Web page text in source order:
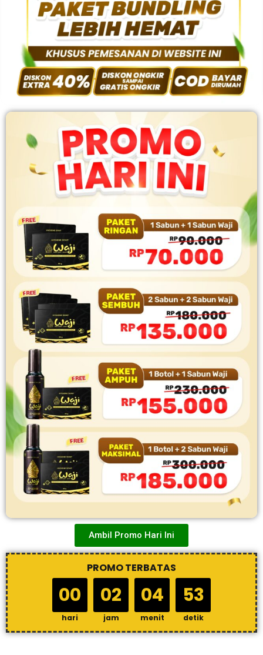
Ambil Promo Hari Ini
PROMO TERBATAS
00
hari
02
jam
04
menit
51
detik